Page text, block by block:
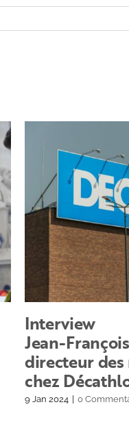
Interview
Jean-
directeur
chez
9 Jan 2024 0